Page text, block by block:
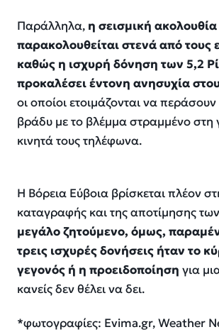
Παράλληλα, η σεισμική ακολουθία
παρακολουθείται στενά από τους
καθώς η ισχυρή δόνηση των 5,2
προκαλέσει έντονη ανησυχία
οι οποίοι ετοιμάζονται να
βράδυ με το βλέμμα στραμμένο στη
κινητά τους τηλέφωνα.
Η Βόρεια Εύβοια βρίσκεται πλέον
καταγραφής και της αποτίμησης
μεγάλο ζητούμενο, όμως,
τρεις ισχυρές δονήσεις ήταν το
γεγονός ή η προειδοποίηση για
κανείς δεν θέλει να δει.
*φωτογραφίες: Evima.gr, Weather